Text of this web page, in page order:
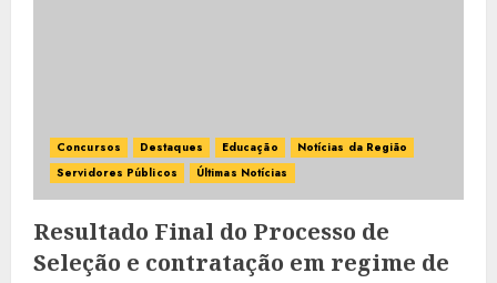
Concursos Destaques Educação
Notícias da Região
Servidores Públicos
Últimas Notícias
Resultado Final do Processo de
Seleção e contratação em regime de